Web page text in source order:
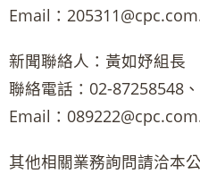
Email：
新聞聯絡人：黃如妤組長
聯絡電話：02-87258548
Email：
其他相關業務詢問請洽本